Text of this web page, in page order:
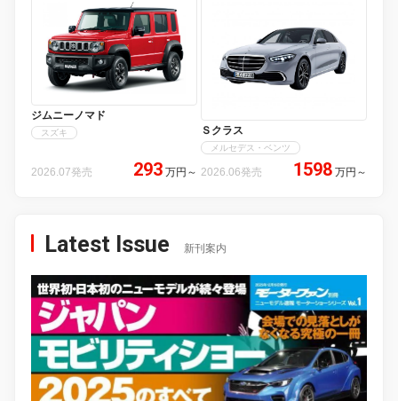
ジムニーノマド
スズキ
2026.07発売 293 万円 ～
Ｓクラス
メルセデス・ベンツ
2026.06発売 1598 万円 ～
Latest Issue 新刊案内